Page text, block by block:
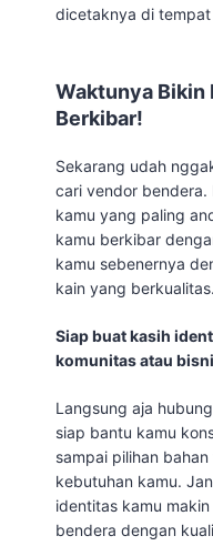
dicetaknya di tempat
Waktunya Bikin
Berkibar!
Sekarang udah
cari vendor bendera.
kamu yang paling
kamu berkibar
kamu sebenernya
kain yang berkualitas.
Siap buat kasih
komunitas atau
Langsung aja
siap bantu kamu
sampai pilihan
kebutuhan kamu.
identitas kamu
bendera dengan